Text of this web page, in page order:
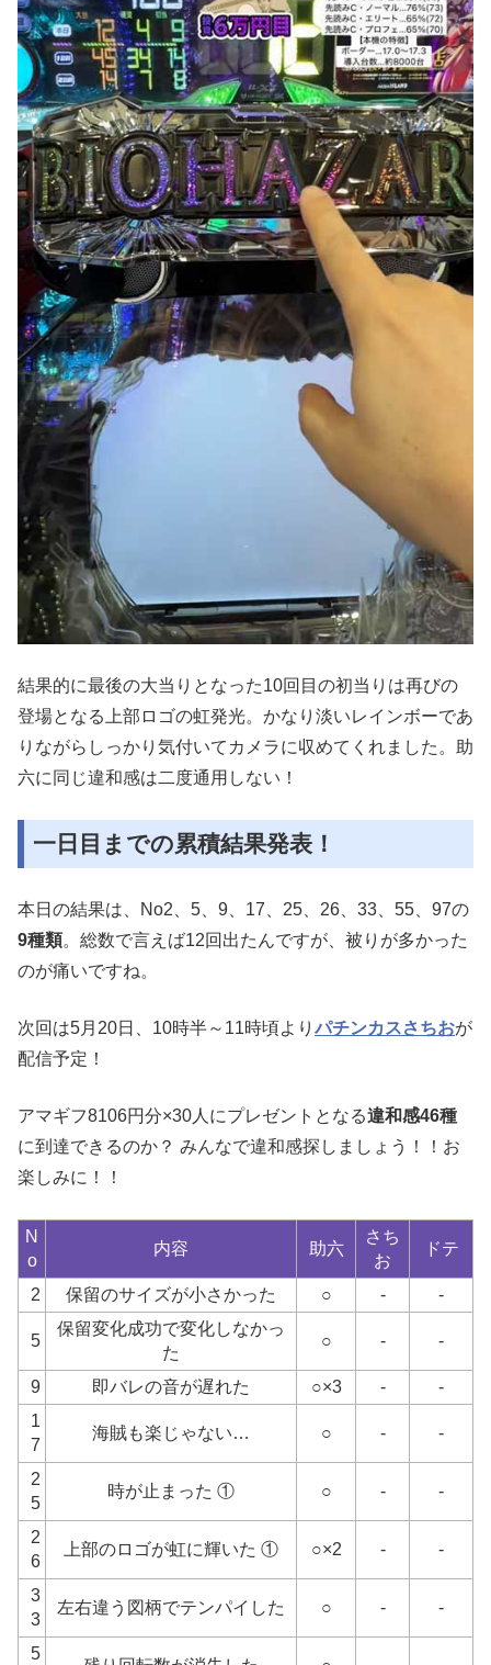
結果的に最後の大当りとなった10回目の初当りは再びの
登場となる上部ロゴの虹発光。かなり淡いレインボーであ
りながらしっかり気付いてカメラに収めてくれました。助
六に同じ違和感は二度通用しない！
一日目までの累積結果発表！
本日の結果は、No2、5、9、17、25、26、33、55、97の
9種類。総数で言えば12回出たんですが、被りが多かった
のが痛いですね。
次回は5月20日、10時半～11時頃より パチンカスさちおが
配信予定！
アマギフ8106円分×30人にプレゼントとなる違和感46種
に到達できるのか？ みんなで違和感探しましょう！！お
楽しみに！！
N
o
内容 助六
さち
お
ドテ
2 保留のサイズが小さかった ○ - -
5
保留変化成功で変化しなかっ
た
○ - -
9 即バレの音が遅れた ○×3 -
-
1
7
海賊も楽じゃない… ○ - -
2
5
時が止まった ① ○ - -
2
6
上部のロゴが虹に輝いた ① ○×2 - -
3
3
左右違う図柄でテンパイした ○ - -
5